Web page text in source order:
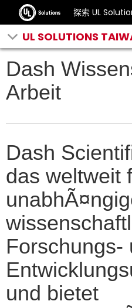
探索 UL
UL SOLUTIONS
Dash
Arbeit
Dash
das weltweit
Forschungs-
und bietet